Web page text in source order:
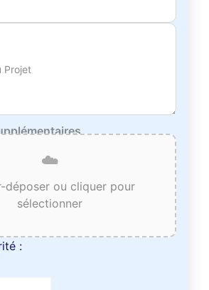
Projet
☁️
déposer ou cliquer pour
sélectionner
: